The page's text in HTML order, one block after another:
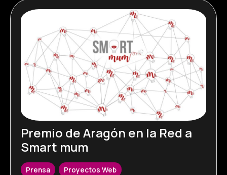
Premio de Aragón en la Red a
Smart mum
Prensa Proyectos Web